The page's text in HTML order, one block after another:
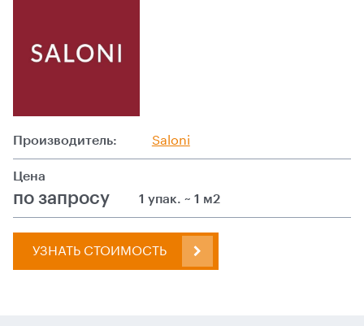
Производитель: Saloni
Цена
по запросу 1 упак. ~ 1 м2
УЗНАТЬ СТОИМОСТЬ